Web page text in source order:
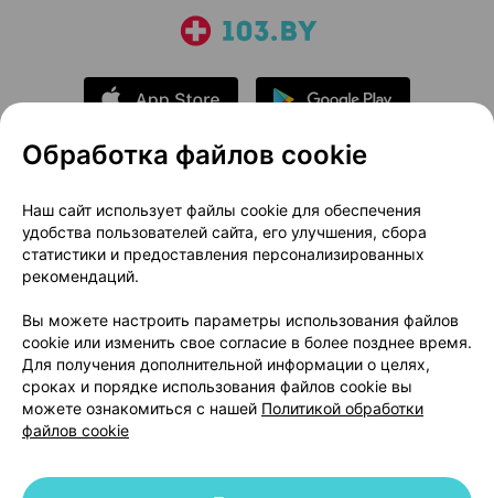
О проекте
Новости проекта
Размещение рекламы
Медицинский маркетинг
Публичный договор
Доставка
Способы оплаты
Вакансии
Партнеры
Написать руководителю 103.by
Написать в поддержку
Персональные настройки Cookie
Обработка файлов cookie
Наш сайт использует файлы cookie для обеспечения
удобства пользователей сайта, его улучшения, сбора
статистики и предоставления персонализированных
рекомендаций.
Вы можете настроить параметры использования файлов
cookie или изменить свое согласие в более позднее время.
Для получения дополнительной информации о целях,
сроках и порядке использования файлов cookie вы
можете ознакомиться с нашей Политикой обработки
файлов cookie